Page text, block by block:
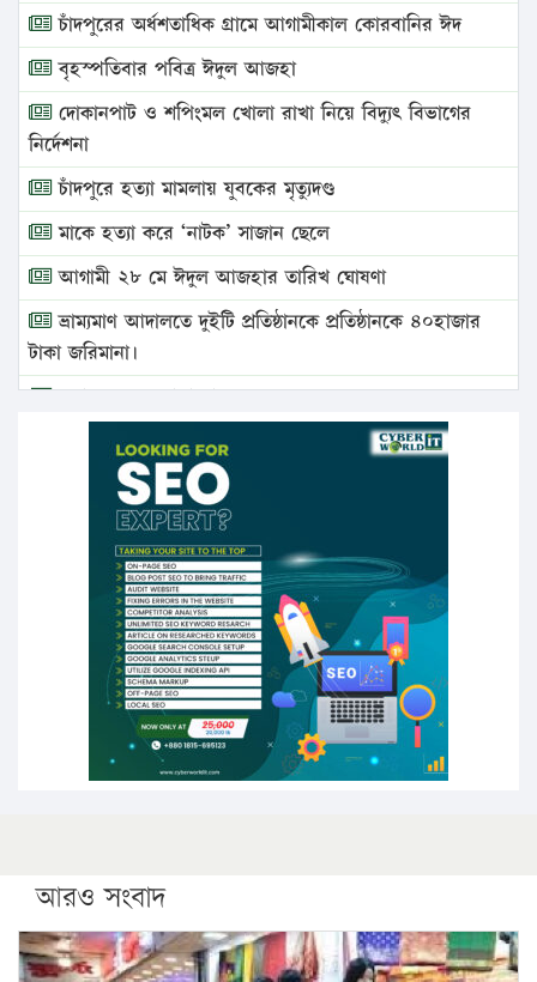
চাঁদপুরের অর্ধশতাধিক গ্রামে আগামীকাল কোরবানির ঈদ
বৃহস্পতিবার পবিত্র ঈদুল আজহা
দোকানপাট ও শপিংমল খোলা রাখা নিয়ে বিদ্যুৎ বিভাগের
নির্দেশনা
চাঁদপুরে হত্যা মামলায় যুবকের মৃত্যুদণ্ড
মাকে হত্যা করে ‘নাটক’ সাজান ছেলে
আগামী ২৮ মে ঈদুল আজহার তারিখ ঘোষণা
ভ্রাম্যমাণ আদালতে দুইটি প্রতিষ্ঠানকে প্রতিষ্ঠানকে ৪০হাজার
টাকা জরিমানা।
এবার লঞ্চের ভাড়া বাড়ল
১৭ থেকে ২১ শতাংশ বিদ্যুতের দাম বাড়ানোর প্রস্তাব পিডিবির
১৬ মে চাঁদপুর ও ২৫ মে ফেনী সফরে যাবেন প্রধানমন্ত্রী
উচ্চশিক্ষায় গৌরবময় অর্জন: পূর্ণ স্কলারশিপে যুক্তরাষ্ট্রে
পিএইচডি করছেন কুয়েটের কৃতি…
সারা দেশে বজ্রাঘাতে ১৪ জনের প্রাণহানি
কঠোর হচ্ছে এসএসসি ও এইচএসসি পরীক্ষা
ফরিদগঞ্জে আগুনে পুড়লো ৬ ব্যবসা প্রতিষ্ঠান
আরও সংবাদ